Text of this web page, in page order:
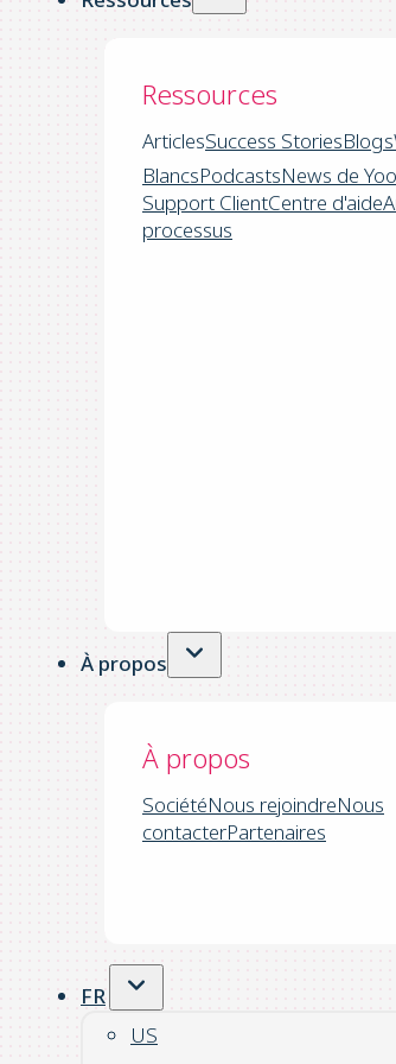
Ressources
ArticlesSuccess StoriesBlogs
BlancsPodcastsNews de
Support ClientCentre d'aide
processus
À propos
À propos
SociétéNous rejoindreNous
contacterPartenaires
FR
US